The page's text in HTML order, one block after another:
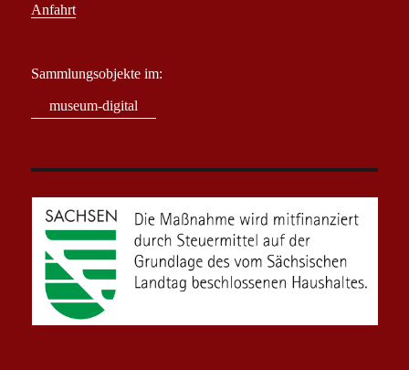
Anfahrt
Sammlungsobjekte im:
museum-digital